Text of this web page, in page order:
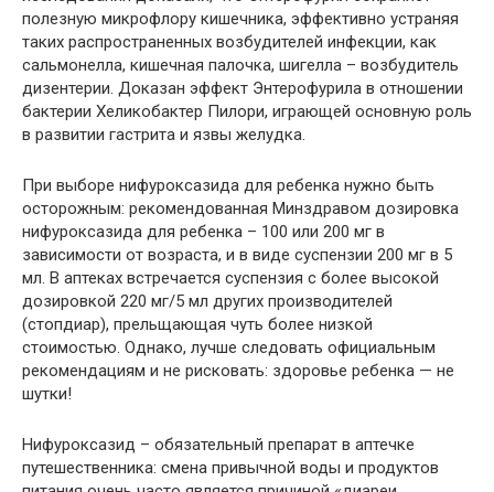
полезную микрофлору кишечника, эффективно устраняя
таких распространенных возбудителей инфекции, как
сальмонелла, кишечная палочка, шигелла – возбудитель
дизентерии. Доказан эффект Энтерофурила в отношении
бактерии Хеликобактер Пилори, играющей основную роль
в развитии гастрита и язвы желудка.
При выборе нифуроксазида для ребенка нужно быть
осторожным: рекомендованная Минздравом дозировка
нифуроксазида для ребенка – 100 или 200 мг в
зависимости от возраста, и в виде суспензии 200 мг в 5
мл. В аптеках встречается суспензия с более высокой
дозировкой 220 мг/5 мл других производителей
(стопдиар), прельщающая чуть более низкой
стоимостью. Однако, лучше следовать официальным
рекомендациям и не рисковать: здоровье ребенка — не
шутки!
Нифуроксазид – обязательный препарат в аптечке
путешественника: смена привычной воды и продуктов